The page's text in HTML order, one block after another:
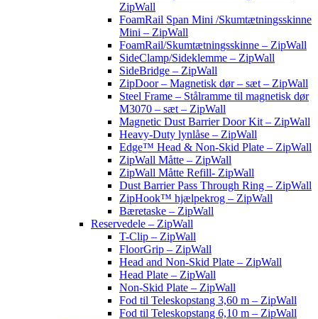
ZipWall
FoamRail Span Mini /Skumtætningsskinne
Mini – ZipWall
FoamRail/Skumtætningsskinne – ZipWall
SideClamp/Sideklemme – ZipWall
SideBridge – ZipWall
ZipDoor – Magnetisk dør – sæt – ZipWall
Steel Frame – Stålramme til magnetisk dør
M3070 – sæt – ZipWall
Magnetic Dust Barrier Door Kit – ZipWall
Heavy-Duty lynlåse – ZipWall
Edge™ Head & Non-Skid Plate – ZipWall
ZipWall Måtte – ZipWall
ZipWall Måtte Refill- ZipWall
Dust Barrier Pass Through Ring – ZipWall
ZipHook™ hjælpekrog – ZipWall
Bæretaske – ZipWall
Reservedele – ZipWall
T-Clip – ZipWall
FloorGrip – ZipWall
Head and Non-Skid Plate – ZipWall
Head Plate – ZipWall
Non-Skid Plate – ZipWall
Fod til Teleskopstang 3,60 m – ZipWall
Fod til Teleskopstang 6,10 m – ZipWall